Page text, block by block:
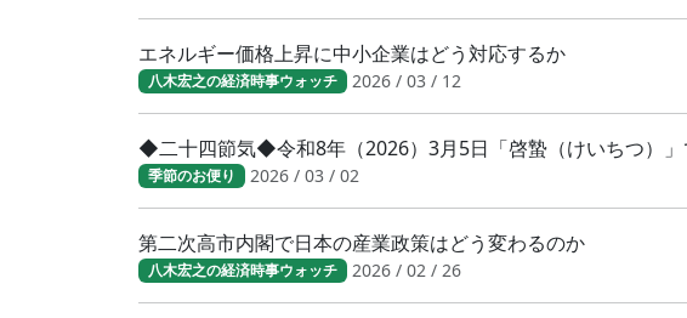
エネルギー価格上昇に中小企業はどう対応するか
八木宏之の経済時事ウォッチ 2026 / 03 / 12
◆二十四節気◆令和8年（2026）3月5日「啓蟄（けいちつ）
季節のお便り 2026 / 03 / 02
第二次高市内閣で日本の産業政策はどう変わるのか
八木宏之の経済時事ウォッチ 2026 / 02 / 26